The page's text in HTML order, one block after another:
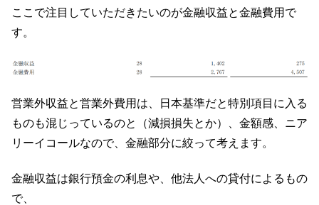
ここで注目していただきたいのが金融収益と金融費用で
す。
営業外収益と営業外費用は、日本基準だと特別項目に入る
ものも混じっているのと（減損損失とか）、金額感、ニア
リーイコールなので、金融部分に絞って考えます。
金融収益は銀行預金の利息や、他法人への貸付によるもの
で、